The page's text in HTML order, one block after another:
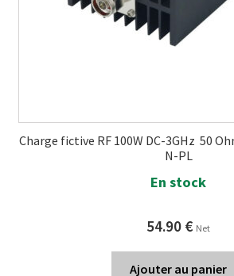
Charge fictive RF 100W DC-3GHz 50
N-PL
En stock
54.90 € Net
Ajouter au panier